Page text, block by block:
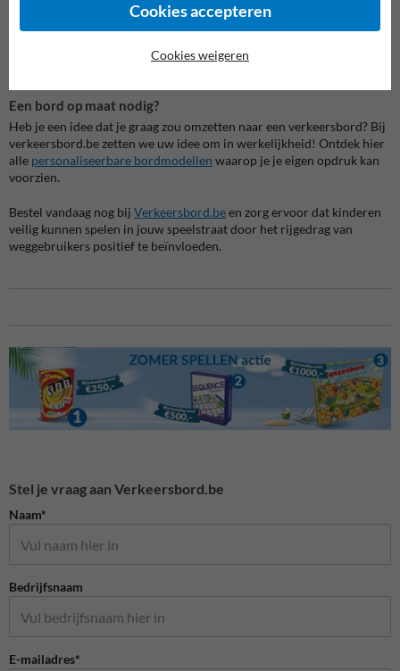
Het Informatiebord "Graag Traag - Speelstraat" is eenvoudig te
een eenmalige investering langdurig profiteert van verhoogde
Een bord op maat nodig?
Heb je een idee dat je graag zou omzetten naar een verkeersbord? Bij
verkeersbord.be zetten we uw idee om in werkelijkheid! Ontdek hier
alle personaliseerbare bordmodellen waarop je je eigen opdruk kan
voorzien.
Bestel vandaag nog bij Verkeersbord.been zorg ervoor dat kinderen
veilig kunnen spelen in jouw speelstraat door het rijgedrag van
weggebruikers positief te beïnvloeden.
Stel je vraag aan Verkeersbord.be
Naam*
Bedrijfsnaam
E-mailadres*
Cookies accepteren
Cookies weigeren